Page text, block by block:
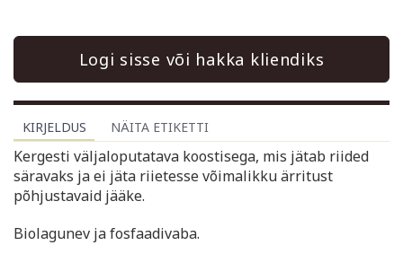
Logi sisse või hakka kliendiks
KIRJELDUS NÄITA ETIKETTI
Kergesti väljaloputatava koostisega, mis jätab riided
säravaks ja ei jäta riietesse võimalikku ärritust
põhjustavaid jääke.
Biolagunev ja fosfaadivaba.